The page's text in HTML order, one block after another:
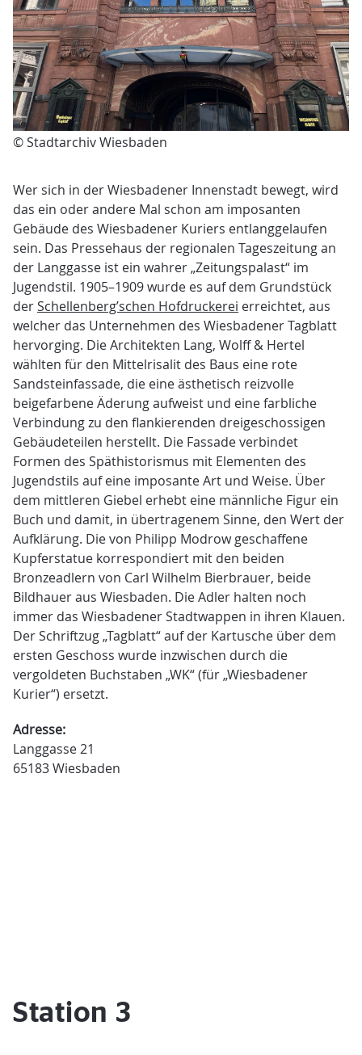
© Stadtarchiv Wiesbaden
Wer sich in der Wiesbadener Innenstadt bewegt, wird
das ein oder andere Mal schon am imposanten
Gebäude des Wiesbadener Kuriers entlanggelaufen
sein. Das Pressehaus der regionalen Tageszeitung an
der Langgasse ist ein wahrer „Zeitungspalast“ im
Jugendstil. 1905–1909 wurde es auf dem Grundstück
derSchellenberg’schen Hofdruckerei erreichtet, aus
welcher das Unternehmen des Wiesbadener Tagblatt
hervorging. Die Architekten Lang, Wolff & Hertel
wählten für den Mittelrisalit des Baus eine rote
Sandsteinfassade, die eine ästhetisch reizvolle
beigefarbene Äderung aufweist und eine farbliche
Verbindung zu den flankierenden dreigeschossigen
Gebäudeteilen herstellt. Die Fassade verbindet
Formen des Späthistorismus mit Elementen des
Jugendstils auf eine imposante Art und Weise. Über
dem mittleren Giebel erhebt eine männliche Figur ein
Buch und damit, in übertragenem Sinne, den Wert der
Aufklärung. Die von Philipp Modrow geschaffene
Kupferstatue korrespondiert mit den beiden
Bronzeadlern von Carl Wilhelm Bierbrauer, beide
Bildhauer aus Wiesbaden. Die Adler halten noch
immer das Wiesbadener Stadtwappen in ihren Klauen.
Der Schriftzug „Tagblatt“ auf der Kartusche über dem
ersten Geschoss wurde inzwischen durch die
vergoldeten Buchstaben „WK“ (für „Wiesbadener
Kurier“) ersetzt.
Adresse:
Langgasse 21
65183 Wiesbaden
Station 3